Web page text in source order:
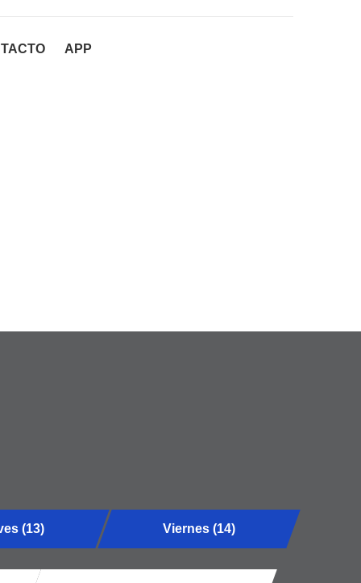
APP
(13) Viernes (14)